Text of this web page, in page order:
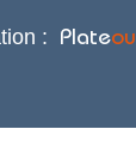
: Plateou